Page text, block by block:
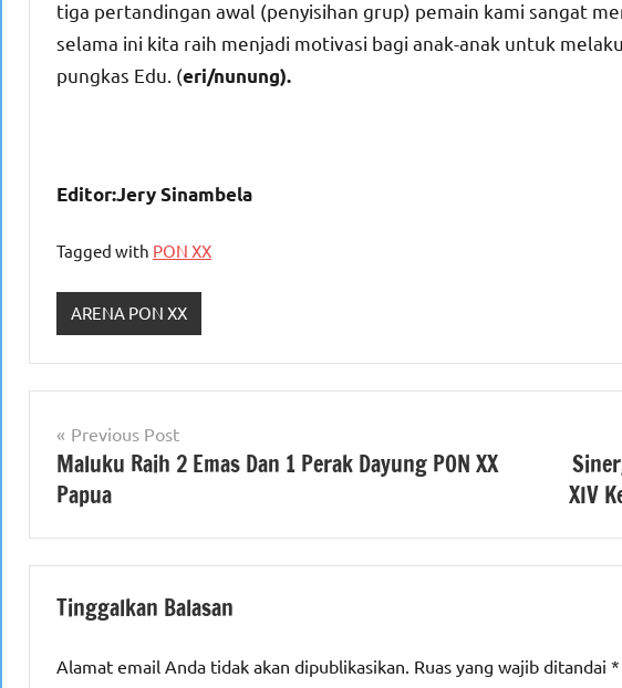
tiga pertandingan awal (penyisihan grup) pemain kami sangat
selama ini kita raih menjadi motivasi bagi anak-anak untuk
pungkas Edu. (eri/nunung).
Editor:Jery Sinambela
Tagged with PON XX
ARENA PON XX
Navigasi
pos
Previous Post
Maluku Raih 2 Emas Dan 1 Perak Dayung PON XX
Papua
XIV
Tinggalkan Balasan
Alamat email Anda tidak akan dipublikasikan. Ruas yang wajib ditandai *